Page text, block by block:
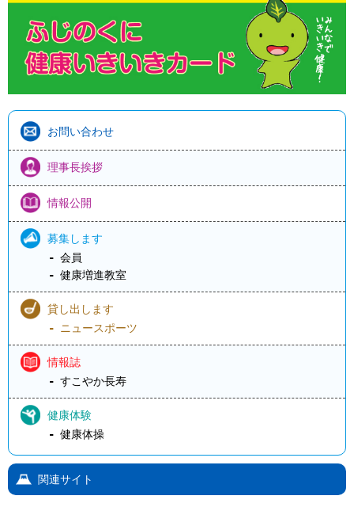
お問い合わせ
理事長挨拶
情報公開
募集します
会員
健康増進教室
貸し出します
ニュースポーツ
情報誌
すこやか長寿
健康体験
健康体操
関連サイト